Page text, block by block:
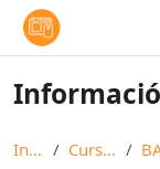
Ves al contingut
Inici Cursos